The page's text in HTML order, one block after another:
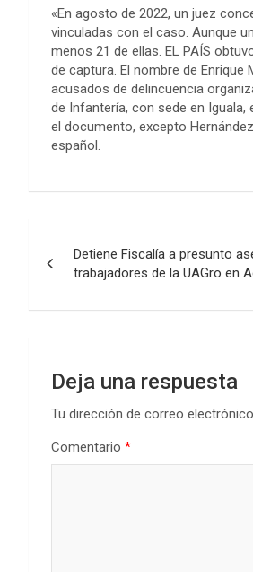
«En agosto de 2022, un juez
vinculadas con el caso. Aunque
menos 21 de ellas. EL PAÍS
de captura. El nombre de
acusados de delincuencia
de Infantería, con sede en
el documento, excepto
español.
de
entradas
Detiene Fiscalía a presunto
trabajadores de la UAGro en
Deja una respuesta
Tu dirección de correo
Comentario *